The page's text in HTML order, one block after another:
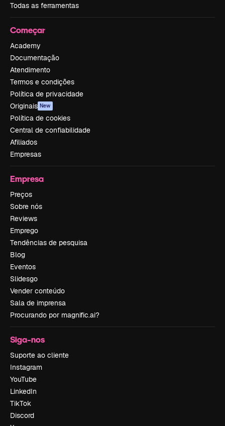
Todas as ferramentas
Começar
Academy
Documentação
Atendimento
Termos e condições
Política de privacidade
Originais New
Política de cookies
Central de confiabilidade
Afiliados
Empresas
Empresa
Preços
Sobre nós
Reviews
Emprego
Tendências de pesquisa
Blog
Eventos
Slidesgo
Vender conteúdo
Sala de imprensa
Procurando por magnific.ai?
Siga-nos
Suporte ao cliente
Instagram
YouTube
LinkedIn
TikTok
Discord